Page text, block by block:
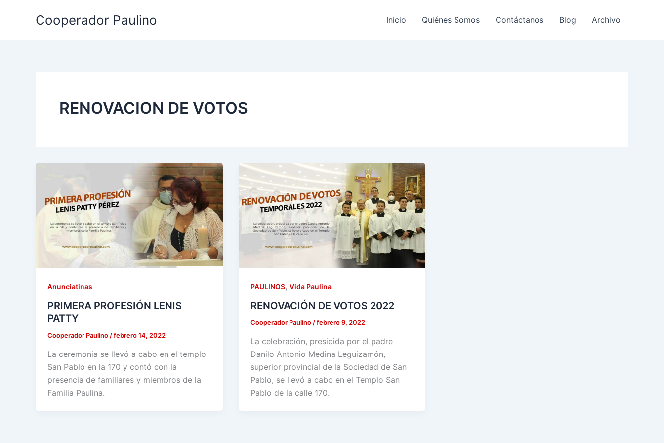
Cooperador Paulino Inicio Quiénes Somos Contáctanos Blog Archivo
RENOVACION DE VOTOS
Anunciatinas
PRIMERA PROFESIÓN LENIS
PATTY
Cooperador Paulino /febrero 14, 2022
La ceremonia se llevó a cabo en el templo
San Pablo en la 170 y contó con la
presencia de familiares y miembros de la
Familia Paulina.
PAULINOS, Vida Paulina
RENOVACIÓN DE VOTOS 2022
Cooperador Paulino /febrero 9, 2022
La celebración, presidida por el padre
Danilo Antonio Medina Leguizamón,
superior provincial de la Sociedad de San
Pablo, se llevó a cabo en el Templo San
Pablo de la calle 170.